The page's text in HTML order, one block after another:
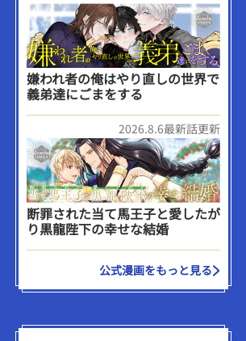
嫌われ者の俺はやり直しの世界で
義弟達にごまをする
2026.8.6最新話更新
断罪された当て馬王子と愛したが
り黒龍陛下の幸せな結婚
公式漫画をもっと見る